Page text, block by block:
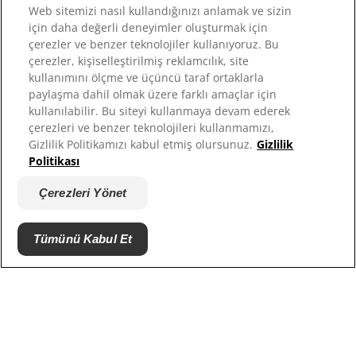
Kaynaklar
Bize Ulaşın
Site Haritası
Sitelerimiz
Hill’s’in Veteriner Hekimi
Barınak Ortakları
Web sitemizi nasıl kullandığınızı anlamak ve sizin
için daha değerli deneyimler oluşturmak için
çerezler ve benzer teknolojiler kullanıyoruz. Bu
çerezler, kişiselleştirilmiş reklamcılık, site
kullanımını ölçme ve üçüncü taraf ortaklarla
paylaşma dahil olmak üzere farklı amaçlar için
kullanılabilir. Bu siteyi kullanmaya devam ederek
çerezleri ve benzer teknolojileri kullanmamızı,
Gizlilik Politikamızı kabul etmiş olursunuz. Gizlilik
Politikası
Çerezleri Yönet
Tümünü Kabul Et